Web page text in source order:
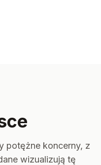
potężne koncerny, z
wizualizują tę